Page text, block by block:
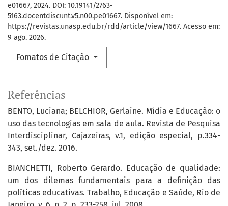
e01667, 2024. DOI: 10.19141/2763-
5163.docentdiscunt.v5.n00.pe01667. Disponível em:
https://revistas.unasp.edu.br/rdd/article/view/1667. Acesso em:
9 ago. 2026.
Fomatos de Citação
Referências
BENTO, Luciana; BELCHIOR, Gerlaine. Mídia e Educação: o
uso das tecnologias em sala de aula. Revista de Pesquisa
Interdisciplinar, Cajazeiras, v.1, edição especial, p.334-
343, set./dez. 2016.
BIANCHETTI, Roberto Gerardo. Educação de qualidade:
um dos dilemas fundamentais para a definição das
políticas educativas. Trabalho, Educação e Saúde, Rio de